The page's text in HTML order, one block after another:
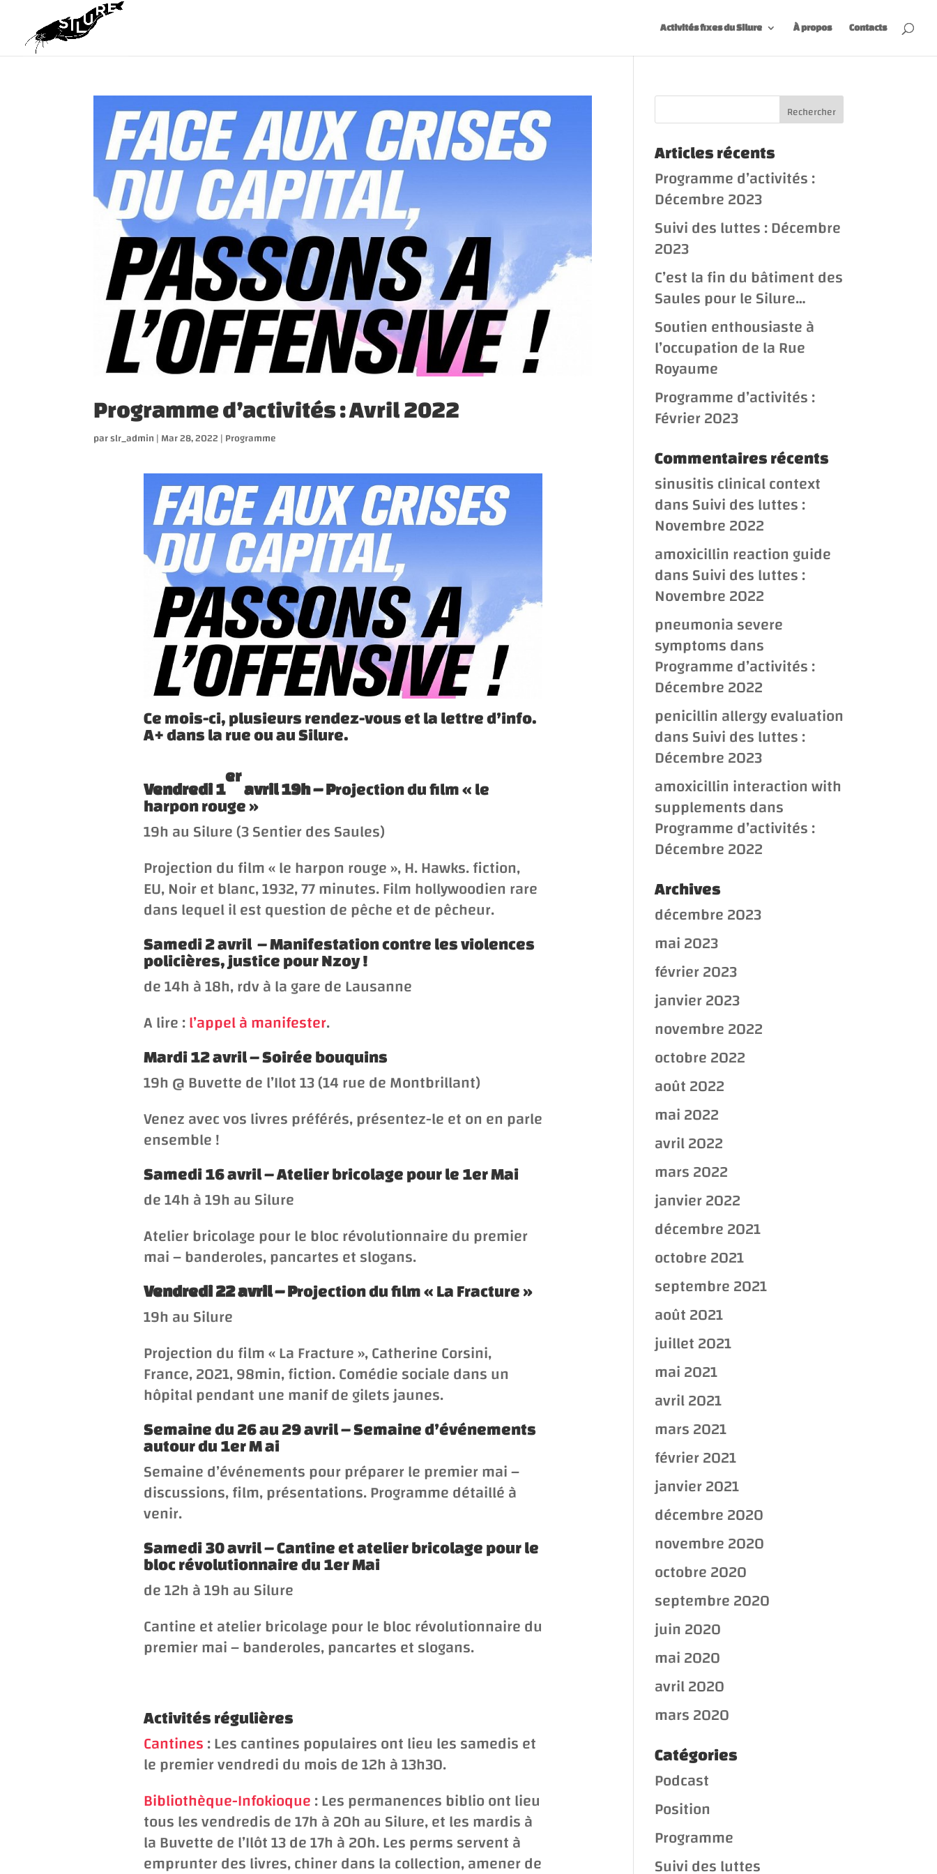
Activités fixes du Silure À propos Contacts
Programme d’activités : Avril 2022
parslr_admin|Mar 28, 2022|Programme
Ce mois-ci, plusieurs rendez-vous et la lettre d’info.
A+ dans la rue ou au Silure.
Vendredi 1
er
avril 19h – Projection du film « le
harpon rouge »
19h au Silure (3 Sentier des Saules)
Projection du film «le harpon rouge», H. Hawks. fiction,
EU, Noir et blanc, 1932, 77 minutes. Film hollywoodien rare
dans lequel il est question de pêche et de pêcheur.
Samedi 2 avril – Manifestation contre les violences
policières, justice pour Nzoy !
de 14h à 18h, rdv à la gare de Lausanne
A lire :l’appel à manifester.
Mardi 12 avril – Soirée bouquins
19h @ Buvette de l’Ilot 13 (14 rue de Montbrillant)
Venez avec vos livres préférés, présentez-leet on en parle
ensemble!
Samedi 16 avril – Atelier bricolage pour le 1er Mai
de 14h à 19h au Silure
Atelier bricolage pour le bloc révolutionnaire du premier
mai – banderoles, pancartes et slogans.
Vendredi 22 avril – Projection du film « La Fracture »
19h au Silure
Projection du film «La Fracture», Catherine Corsini,
France, 2021, 98min, fiction. Comédie sociale dans un
hôpital pendant une manif de gilets jaunes.
Semaine du 26 au 29 avril – Semaine d’événements
autour du 1er M ai
Semaine d’événements pour préparer le premier mai –
discussions, film, présentations. Programme détaillé à
venir.
Samedi 30 avril – Cantine et atelier bricolage pour le
bloc révolutionnaire du 1er Mai
de 12h à 19h au Silure
Cantine et atelier bricolage pour le bloc révolutionnaire du
premier mai – banderoles, pancartes et slogans.
Activités régulières
Cantines: Les cantines populaires ont lieu les samedis et
le premier vendredi du mois de 12h à 13h30.
Bibliothèque-Infokioque: Les permanences biblio ont lieu
tous les vendredis de 17h à 20h au Silure, et les mardis à
la Buvette de l’Ilôt 13 de 17h à 20h. Les perms servent à
emprunter des livres, chiner dans la collection, amener de
Articles récents
Programme d’activités :
Décembre 2023
Suivi des luttes : Décembre
2023
C’est la fin du bâtiment des
Saules pour le Silure…
Soutien enthousiaste à
l’occupation de la Rue
Royaume
Programme d’activités :
Février 2023
Commentaires récents
sinusitis clinical context
dansSuivi des luttes :
Novembre 2022
amoxicillin reaction guide
dansSuivi des luttes :
Novembre 2022
pneumonia severe
symptomsdans
Programme d’activités :
Décembre 2022
penicillin allergy evaluation
dansSuivi des luttes :
Décembre 2023
amoxicillin interaction with
supplementsdans
Programme d’activités :
Décembre 2022
Archives
décembre 2023
mai 2023
février 2023
janvier 2023
novembre 2022
octobre 2022
août 2022
mai 2022
avril 2022
mars 2022
janvier 2022
décembre 2021
octobre 2021
septembre 2021
août 2021
juillet 2021
mai 2021
avril 2021
mars 2021
février 2021
janvier 2021
décembre 2020
novembre 2020
octobre 2020
septembre 2020
juin 2020
mai 2020
avril 2020
mars 2020
Catégories
Podcast
Position
Programme
Suivi des luttes